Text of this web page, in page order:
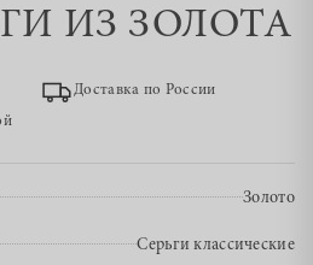
ИЗ ЗОЛОТА
Доставка по России
Золото
Серьги классические